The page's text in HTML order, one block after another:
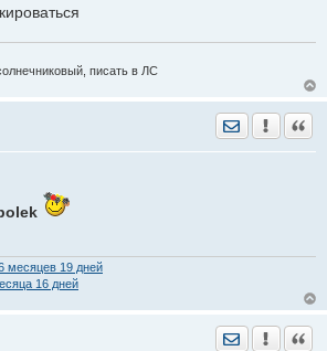
писать в ЛС
Отправить
месяцев 19 дней
16 дней
Отправить